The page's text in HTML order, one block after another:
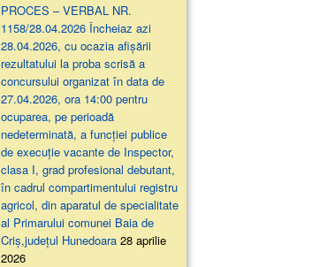
PROCES – VERBAL NR.
1158/28.04.2026 Încheiaz azi
28.04.2026, cu ocazia afişării
rezultatului la proba scrisă a
concursului organizat în data de
27.04.2026, ora 14:00 pentru
ocuparea, pe perioadă
nedeterminată, a funcției publice
de execuție vacante de Inspector,
clasa I, grad profesional debutant,
în cadrul compartimentului registru
agricol, din aparatul de specialitate
al Primarului comunei Baia de
Criș,județul Hunedoara 28 aprilie
2026